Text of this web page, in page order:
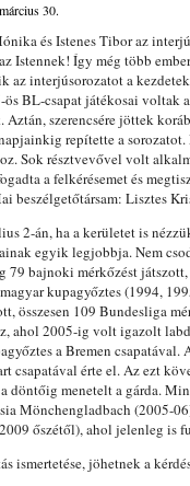
30.
és Istenes Tibor az
Istennek! Így még több
az interjúsorozatot a
ös BL-csapat játékosai voltak
szerencsére jöttek
repítette a
Sok résztvevővel volt
a felkérésemet és
beszélgetőtársam: Lisztes
2-án, ha a kerületet is
egyik legjobbja. Nem
79 bajnoki mérkőzést
kupagyőztes (1994,
összesen 109 Bundesliga
ahol 2005-ig volt igazolt
a Bremen csapatával.
csapatával érte el. Az ezt
döntőig menetelt a gárda.
Mönchengladbach (2005-
őszétől), ahol jelenleg is
jöhetnek a